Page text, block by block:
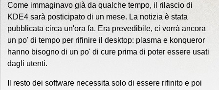
Come immaginavo già da qualche tempo, il rilascio di
KDE4 sarà posticipato di un mese. La notizia è stata
pubblicata circa un'ora fa. Era prevedibile, ci vorrà ancora
un po' di tempo per rifinire il desktop: plasma e konqueror
hanno bisogno di un po' di cure prima di poter essere usati
dagli utenti.
Il resto dei software necessita solo di essere rifinito e poi